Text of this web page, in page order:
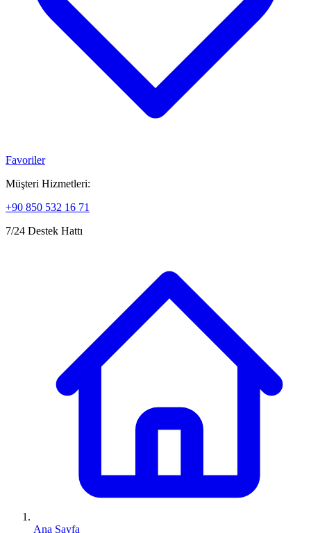
Favoriler
Müşteri Hizmetleri:
+90 850 532 16 71
7/24 Destek Hattı
Ana Sayfa